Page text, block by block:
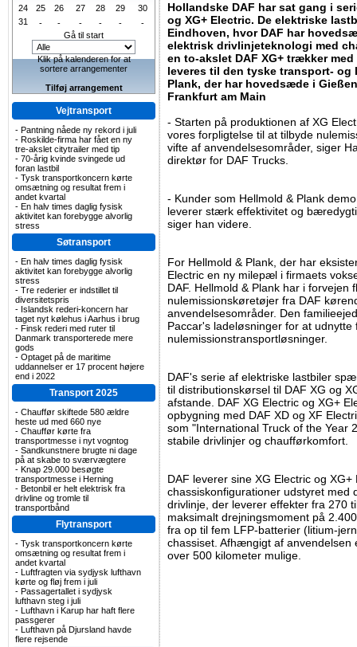
24
25 26 27 28 29
30
31
- - - - -
-
Gå til start
Klik på kalenderen for at
sortere arrangementer
Tilføj arrangement
Vejtransport
- Pantning nåede ny rekord i juli
- Roskilde-firma har fået en ny
tre-akslet citytrailer med tip
- 70-årig kvinde svingede ud
foran lastbil
- Tysk transportkoncern kørte
omsætning og resultat frem i
andet kvartal
- En halv times daglig fysisk
aktivitet kan forebygge alvorlig
stress
Søtransport
- En halv times daglig fysisk
aktivitet kan forebygge alvorlig
stress
- Tre rederier er indstillet til
diversitetspris
- Islandsk rederi-koncern har
taget nyt kølehus i Aarhus i brug
- Finsk rederi med ruter til
Danmark transporterede mere
gods
- Optaget på de maritime
uddannelser er 17 procent højere
end i 2022
Transport 2025
- Chauffør skiftede 580 ældre
heste ud med 660 nye
- Chauffør kørte fra
transportmesse i nyt vogntog
- Sandkunstnere brugte ni dage
på at skabe to sværvægtere
- Knap 29.000 besøgte
transportmesse i Herning
- Betonbil er helt elektrisk fra
drivline og tromle til
transportbånd
Flytransport
- Tysk transportkoncern kørte
omsætning og resultat frem i
andet kvartal
- Luftfragten via sydjysk lufthavn
kørte og fløj frem i juli
- Passagertallet i sydjysk
lufthavn steg i juli
- Lufthavn i Karup har haft flere
passgerer
- Lufthavn på Djursland havde
flere rejsende
Hollandske DAF har sat gang i
og XG+ Electric. De elektriske
Eindhoven, hvor DAF har
elektrisk drivlinjeteknologi med
en to-akslet DAF XG+ trækker
leveres til den tyske transport-
Plank, der har hovedsæde i
Frankfurt am Main
- Starten på produktionen af XG
vores forpligtelse til at tilbyde
vifte af anvendelsesområder, siger
direktør for DAF Trucks.
- Kunder som Hellmold & Plank
leverer stærk effektivitet og
siger han videre.
For Hellmold & Plank, der har
Electric en ny milepæl i firmaets
DAF. Hellmold & Plank har i forvejen
nulemissionskøretøjer fra DAF
anvendelsesområder. Den
Paccar's ladeløsninger for at udnytte
nulemissionstransportløsninger.
DAF's serie af elektriske lastbiler
til distributionskørsel til DAF XG og
afstande. DAF XG Electric og XG+
opbygning med DAF XD og XF
som "International Truck of the Year
stabile drivlinjer og chaufførkomfort.
DAF leverer sine XG Electric og
chassiskonfigurationer udstyret med
drivlinje, der leverer effekter fra 270
maksimalt drejningsmoment på
fra op til fem LFP-batterier (litium-
chassiset. Afhængigt af
over 500 kilometer mulige.